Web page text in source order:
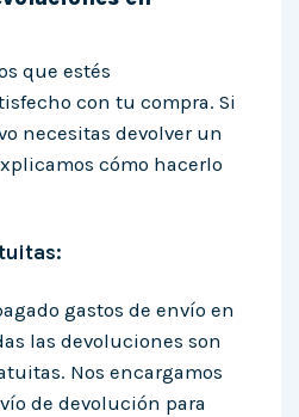
que estés
con tu compra. Si
necesitas devolver un
cómo hacerlo
gastos de envío en
las devoluciones son
Nos encargamos
de devolución para